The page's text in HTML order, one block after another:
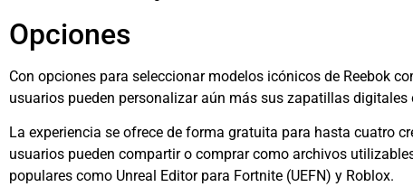
Opciones
Con opciones para seleccionar modelos icónicos de Reebok
usuarios pueden personalizar aún más sus zapatillas digitales
La experiencia se ofrece de forma gratuita para hasta cuatro
usuarios pueden compartir o comprar como archivos
populares como Unreal Editor para Fortnite (UEFN) y Roblox.